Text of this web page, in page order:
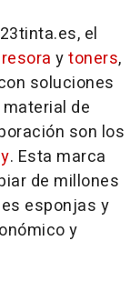
el
ytoners,
soluciones
de
son los
. Esta marca
de millones
esponjas y
y